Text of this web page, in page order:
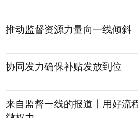
推动监督资源力量向一线倾斜
协同发力确保补贴发放到位
来自监督一线的报道丨用好流